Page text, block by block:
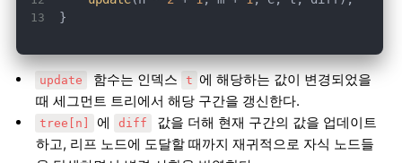
}
update 함수는 인덱스 t 에 해당하는 값이 변경되었을
때 세그먼트 트리에서 해당 구간을 갱신한다.
tree[n] 에 diff
값을 더해 현재 구간의 값을 업데이트
하고, 리프 노드에 도달할 때까지 재귀적으로 자식 노드들